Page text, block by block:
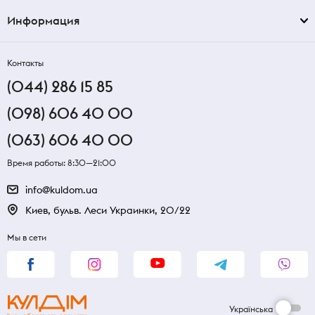
Информация
Контакты
(044) 286 15 85
(098) 606 40 00
(063) 606 40 00
Время работы: 8:30—21:00
info@kuldom.ua
Киев, бульв. Леси Украинки, 20/22
Мы в сети
Українська